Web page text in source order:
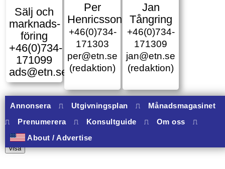
Sälj och
marknads­
föring
+46(0)734-
171099
ads@etn.se
Per
Henricsson
+46(0)734-
171303
per@etn.se
(redaktion)
Jan
Tångring
+46(0)734-
171309
jan@etn.se
(redaktion)
Annonsera ⎍ Utgivningsplan ⎍
Månadsmagasinet
⎍
Prenumerera ⎍ Konsultguide ⎍ Om oss
⎍
About / Advertise
10 banners varav 10 har onclick.